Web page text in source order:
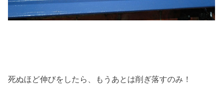
死ぬほど伸びをしたら、もうあとは削ぎ落すのみ！